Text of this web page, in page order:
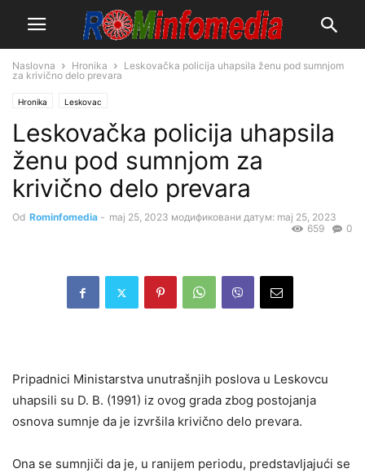
Naslovna Hronika
Leskovačka policija uhapsila ženu pod sumnjom
za krivično delo prevara
Hronika Leskovac
Leskovačka policija uhapsila
ženu pod sumnjom za
krivično delo prevara
Od Rominfomedia - maj 25, 2023 модификовани датум: maj 25, 2023
0
659
Pripadnici Ministarstva unutrašnjih poslova u Leskovcu
uhapsili su D. B. (1991) iz ovog grada zbog postojanja
osnova sumnje da je izvršila krivično delo prevara.
Ona se sumnjiči da je, u ranijem periodu, predstavlјajući se